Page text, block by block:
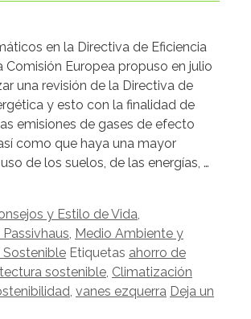
en la Directiva de Eficiencia
Comisión Europea propuso en julio
una revisión de la Directiva de
y esto con la finalidad de
emisiones de gases de efecto
como que haya una mayor
de los suelos, de las energías, …
y Estilo de Vida
Medio Ambiente y
Etiquetas ahorro de
sostenible Climatización
vanes ezquerra Deja un